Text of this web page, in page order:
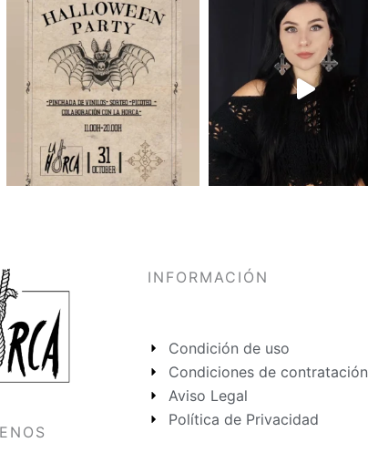
INFORMACIÓN
Condición de uso
Condiciones de contratación
Aviso Legal
Política de Privacidad